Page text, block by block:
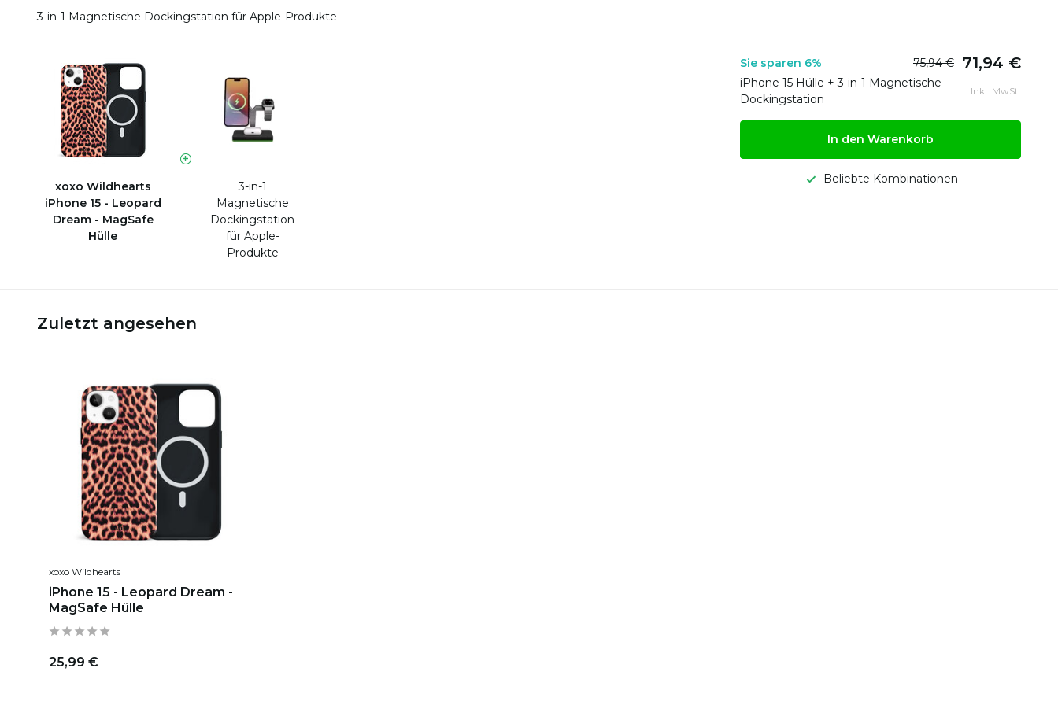
3-in-1 Magnetische Dockingstation für Apple-Produkte
xoxo Wildhearts
iPhone 15 - Leopard
Dream - MagSafe
Hülle
3-in-1
Magnetische
Dockingstation
für Apple-
Produkte
Sie sparen 6% 75,94 € 71,94 €
iPhone 15 Hülle + 3-in-1 Magnetische
Dockingstation
Inkl. MwSt.
In den Warenkorb
Beliebte Kombinationen
Zuletzt angesehen
xoxo Wildhearts
iPhone 15 - Leopard Dream -
MagSafe Hülle
25,99 €